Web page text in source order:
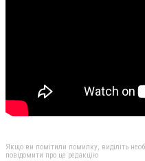
Якщо ви помітили помилку, виділіть
повідомити про це редакцію